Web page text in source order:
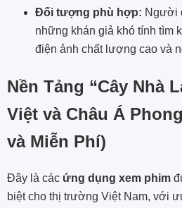
Đối tượng phù hợp: Người
những khán giả khó tính tìm
điện ảnh chất lượng cao và
Nền Tảng “Cây Nhà
Việt và Châu Á
và Miễn Phí)
Đây là các ứng dụng xem phim
biệt cho thị trường Việt Nam, với